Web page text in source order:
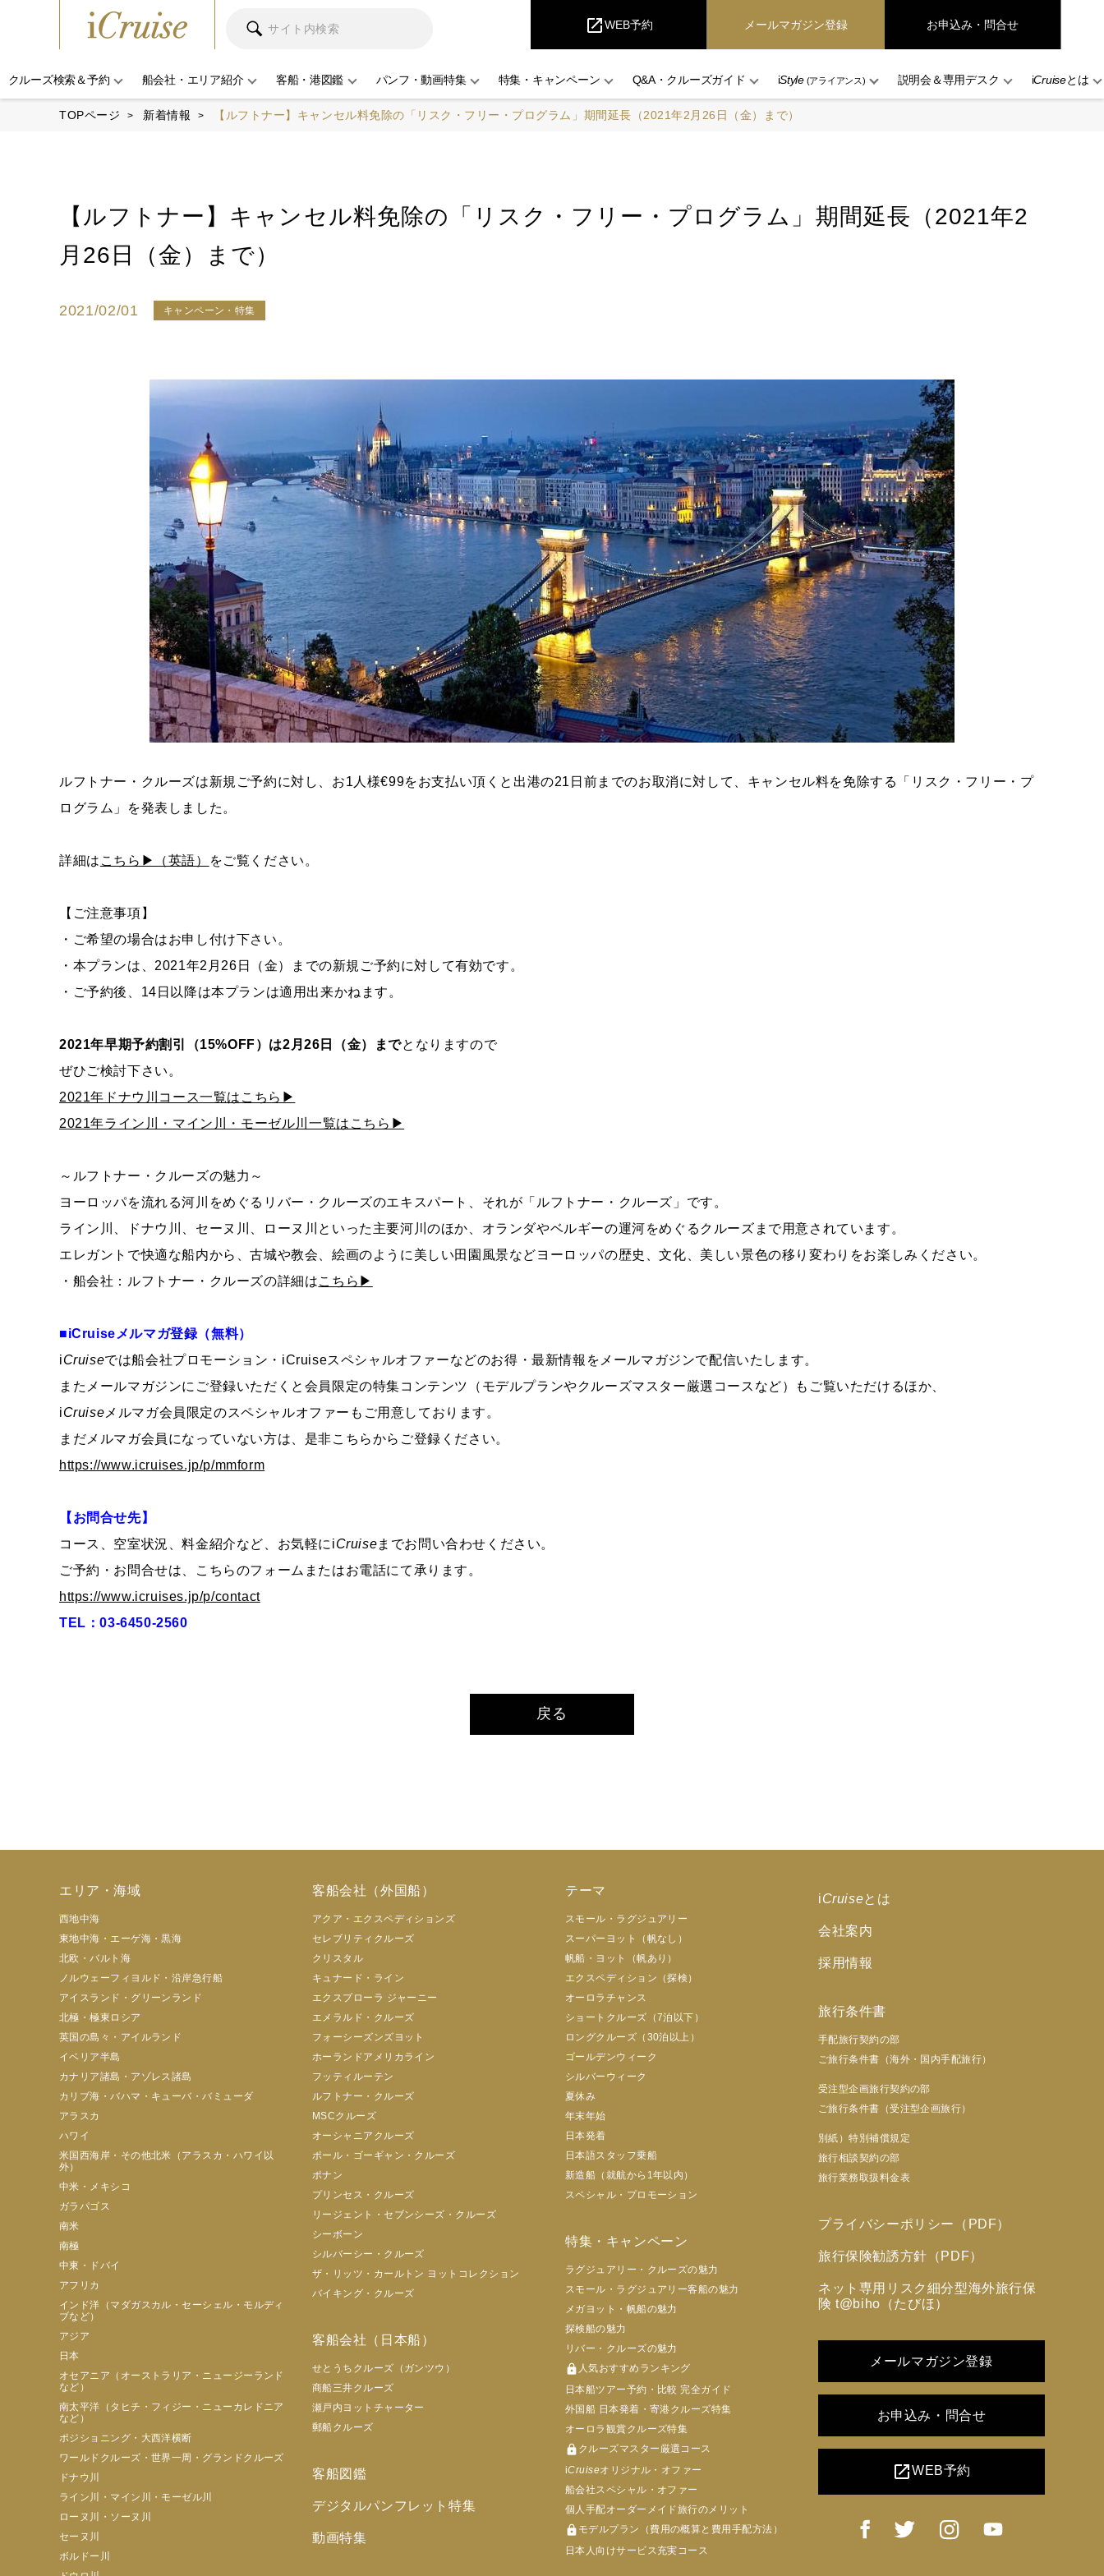
open_in_newWEB予約 メールマガジン登録 お申込み・問合せ
クルーズ検索＆予約 船会社・エリア紹介 客船・港図鑑 パンフ・動画特集 特集・キャンペーン Q&A・クルーズガイド iStyle(アライアンス) 説明会＆専用デスク iCruiseとは
TOPページ 新着情報 【ルフトナー】キャンセル料免除の「リスク・フリー・プログラム」期間延長（2021年2月26日（金）まで）
【ルフトナー】キャンセル料免除の「リスク・フリー・プログラム」期間延長（2021年2
月26日（金）まで）
2021/02/01 キャンペーン・特集
ルフトナー・クルーズは新規ご予約に対し、お1人様€99をお支払い頂くと出港の21日前までのお取消に対して、キャンセル料を免除する「リスク・フリー・プ
ログラム」を発表しました。
詳細は こちら▶（英語） をご覧ください。
【ご注意事項】
・ご希望の場合はお申し付け下さい。
・本プランは、2021年2月26日（金）までの新規ご予約に対して有効です。
・ご予約後、14日以降は本プランは適用出来かねます。
2021年早期予約割引（15%OFF）は2月26日（金）までとなりますので
ぜひご検討下さい。
2021年ドナウ川コース一覧はこちら▶
2021年ライン川・マイン川・モーゼル川一覧はこちら▶
～ルフトナー・クルーズの魅力～
ヨーロッパを流れる河川をめぐるリバー・クルーズのエキスパート、それが「ルフトナー・クルーズ」です。
ライン川、ドナウ川、セーヌ川、ローヌ川といった主要河川のほか、オランダやベルギーの運河をめぐるクルーズまで用意されています。
エレガントで快適な船内から、古城や教会、絵画のように美しい田園風景などヨーロッパの歴史、文化、美しい景色の移り変わりをお楽しみください。
・船会社：ルフトナー・クルーズの詳細はこちら▶
■iCruise メルマガ登録（無料）
iCruiseでは船会社プロモーション・iCruiseスペシャルオファーなどのお得・最新情報をメールマガジンで配信いたします。
またメールマガジンにご登録いただくと会員限定の特集コンテンツ（モデルプランやクルーズマスター厳選コースなど）もご覧いただけるほか、
iCruise メルマガ会員限定のスペシャルオファーもご用意しております。
まだメルマガ会員になっていない方は、是非こちらからご登録ください。
https://www.icruises.jp/p/mmform
【お問合せ先】
コース、空室状況、料金紹介など、お気軽に iCruiseまでお問い合わせください。
ご予約・お問合せは、こちらのフォームまたはお電話にて承ります。
https://www.icruises.jp/p/contact
TEL：03-6450-2560
戻る
エリア・海域
西地中海
東地中海・エーゲ海・黒海
北欧・バルト海
ノルウェーフィヨルド・沿岸急行船
アイスランド・グリーンランド
北極・極東ロシア
英国の島々・アイルランド
イベリア半島
カナリア諸島・アゾレス諸島
カリブ海・バハマ・キューバ・バミューダ
アラスカ
ハワイ
米国西海岸・その他北米（アラスカ・ハワイ以
外）
中米・メキシコ
ガラパゴス
南米
南極
中東・ドバイ
アフリカ
インド洋（マダガスカル・セーシェル・モルディ
ブなど）
アジア
日本
オセアニア（オーストラリア・ニュージーランド
など）
南太平洋（タヒチ・フィジー・ニューカレドニア
など）
ポジショニング・大西洋横断
ワールドクルーズ・世界一周・グランドクルーズ
ドナウ川
ライン川・マイン川・モーゼル川
ローヌ川・ソーヌ川
セーヌ川
ボルドー川
客船会社（外国船）
アクア・エクスペディションズ
セレブリティクルーズ
クリスタル
キュナード・ライン
エクスプローラ ジャーニー
エメラルド・クルーズ
フォーシーズンズヨット
ホーランドアメリカライン
フッティルーテン
ルフトナー・クルーズ
MSCクルーズ
オーシャニアクルーズ
ポール・ゴーギャン・クルーズ
ポナン
プリンセス・クルーズ
リージェント・セブンシーズ・クルーズ
シーボーン
シルバーシー・クルーズ
ザ・リッツ・カールトン ヨットコレクション
バイキング・クルーズ
客船会社（日本船）
せとうちクルーズ（ガンツウ）
商船三井クルーズ
瀬戸内ヨットチャーター
郵船クルーズ
客船図鑑
デジタルパンフレット特集
動画特集
テーマ
スモール・ラグジュアリー
スーパーヨット（帆なし）
帆船・ヨット（帆あり）
エクスペディション（探検）
オーロラチャンス
ショートクルーズ（7泊以下）
ロングクルーズ（30泊以上）
ゴールデンウィーク
シルバーウィーク
夏休み
年末年始
日本発着
日本語スタッフ乗船
新造船（就航から1年以内）
スペシャル・プロモーション
特集・キャンペーン
ラグジュアリー・クルーズの魅力
スモール・ラグジュアリー客船の魅力
メガヨット・帆船の魅力
探検船の魅力
リバー・クルーズの魅力
lock 人気おすすめランキング
日本船ツアー予約・比較 完全ガイド
外国船 日本発着・寄港クルーズ特集
オーロラ観賞クルーズ特集
lock クルーズマスター厳選コース
iCruiseオリジナル・オファー
船会社スペシャル・オファー
個人手配オーダーメイド旅行のメリット
lock モデルプラン（費用の概算と費用手配方法）
日本人向けサービス充実コース
iCruiseとは
会社案内
採用情報
旅行条件書
手配旅行契約の部
ご旅行条件書（海外・国内手配旅行）
受注型企画旅行契約の部
ご旅行条件書（受注型企画旅行）
別紙）特別補償規定
旅行相談契約の部
旅行業務取扱料金表
プライバシーポリシー（PDF）
旅行保険勧誘方針（PDF）
ネット専用リスク細分型海外旅行保
険 t@biho（たびほ）
メールマガジン登録
お申込み・問合せ
open_in_newWEB予約